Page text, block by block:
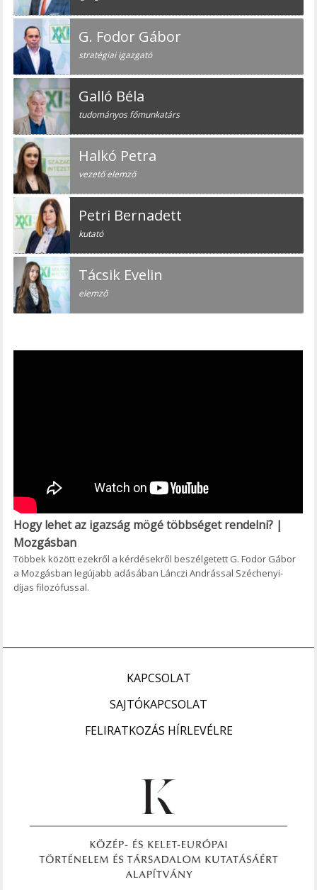
G. Fodor Gábor
stratégiai igazgató
Galló Béla
tudományos főmunkatárs
Halkó Petra
vezető elemző
Petri Bernadett
kutató
Tácsik Evelin
elemző
Hogy lehet az igazság mögé többséget rendelni? |
Mozgásban
Többek között ezekről a kérdésekről beszélgetett G. Fodor Gábor
a Mozgásban legújabb adásában Lánczi Andrással Széchenyi-
díjas filozófussal.
KAPCSOLAT
SAJTÓKAPCSOLAT
FELIRATKOZÁS HÍRLEVÉLRE